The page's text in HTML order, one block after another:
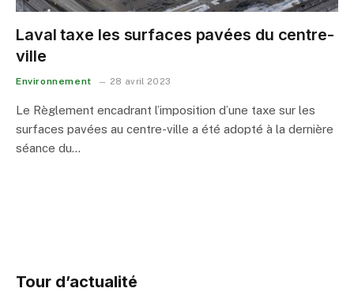
Laval taxe les surfaces pavées du centre-
ville
Environnement 28 avril 2023
Le Règlement encadrant l’imposition d’une taxe sur les
surfaces pavées au centre-ville a été adopté à la dernière
séance du…
Tour d’actualité